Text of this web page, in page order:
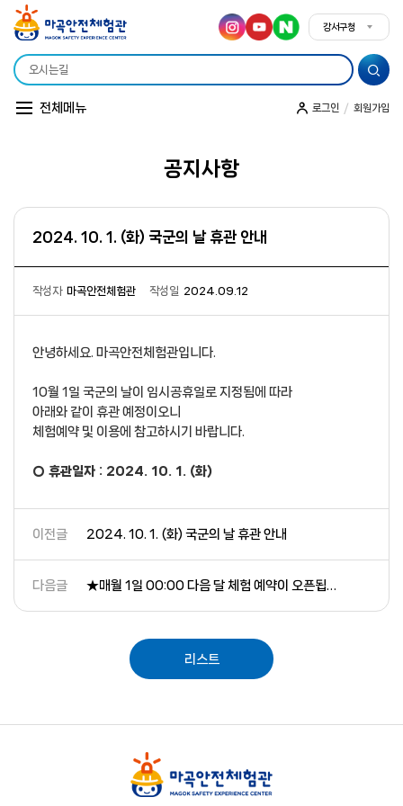
강서구청
강서구청
전체메뉴 로그인 / 회원가입
공지사항
2024. 10. 1. (화) 국군의 날 휴관 안내
작성자 마곡안전체험관 작성일 2024.09.12
안녕하세요. 마곡안전체험관입니다.
10월 1일 국군의 날이 임시공휴일로 지정됨에 따라
아래와 같이 휴관 예정이오니
체험예약 및 이용에 참고하시기 바랍니다.
○ 휴관일자 : 2024. 10. 1. (화)
이전글 2024. 10. 1. (화) 국군의 날 휴관 안내
다음글 ★매월 1일 00:00 다음 달 체험 예약이 오픈됩니다★
리스트